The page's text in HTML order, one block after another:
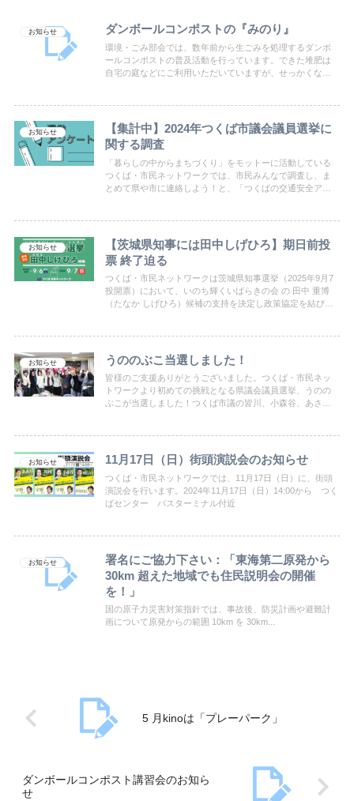
お知らせ ダンボールコンポストの『みのり』
環境・ごみ部会では、数年前から生ごみを処理するダンボ
ールコンポストの普及活動を行っています。できた堆肥は
自宅の庭などにご利用いただいていますが、せっかくなの
お知らせ
【集計中】2024年つくば市議会議員選挙に
関する調査
「暮らしの中からまちづくり」をモットーに活動している
つくば・市民ネットワークでは、市民みんなで調査し、ま
とめて県や市に連絡しよう！と、「つくばの交通安全アン
お知らせ
【茨城県知事には田中しげひろ】期日前投
票 終了迫る
つくば・市民ネットワークは茨城県知事選挙（2025年9月7
投開票）において、いのち輝くいばらきの会 の 田中 重博
（たなか しげひろ）候補の支持を決定し政策協定を結びま
お知らせ うののぶこ当選しました！
皆様のご支援ありがとうございました。つくば・市民ネッ
トワークより初めての挑戦となる県議会議員選挙、うのの
ぶこが当選しました！つくば市議の皆川、小森谷、あさ
お知らせ 11月17日（日）街頭演説会のお知らせ
つくば・市民ネットワークでは、11月17日（日）に、街頭
演説会を行います。2024年11月17日（日）14:00から つく
ばセンター バスターミナル付近
お知らせ
署名にご協力下さい：「東海第二原発から
30km 超えた地域でも住民説明会の開催
を！」
国の原子力災害対策指針では、事故後、防災計画や避難計
画について原発からの範囲 10km を 30km...
5 月kinoは「プレーパーク」
ダンボールコンポスト講習会のお知ら
せ